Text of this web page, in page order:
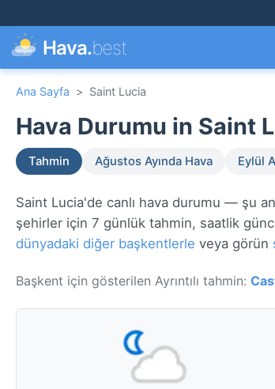
Hava.best
Ana Sayfa > Saint Lucia
Hava Durumu in
Tahmin Ağustos Ayında Hava Eylül
Saint Lucia'de canlı hava durumu — şu
şehirler için 7 günlük tahmin, saatlik
dünyadaki diğer başkentlerle veya görün
Başkent için gösterilen Ayrıntılı tahmin: